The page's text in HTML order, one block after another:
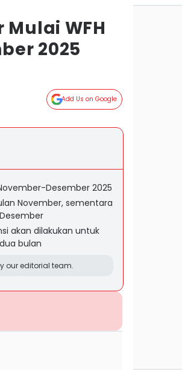
WFH
2025
Add Us on Google
Desember 2025
November, sementara
akan dilakukan untuk
bulan
our editorial team.